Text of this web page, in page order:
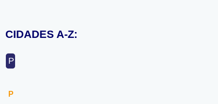
CIDADES A-Z:
P
P